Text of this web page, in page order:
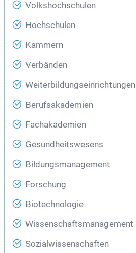
Volkshochschulen
Hochschulen
Kammern
Verbänden
Weiterbildungseinrichtungen
Berufsakademien
Fachakademien
Gesundheitswesens
Bildungsmanagement
Forschung
Biotechnologie
Wissenschaftsmanagement
Sozialwissenschaften